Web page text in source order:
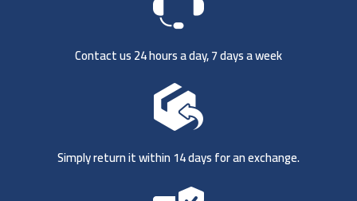
Contact us 24 hours a day, 7 days a week
Simply return it within 14 days for an exchange.